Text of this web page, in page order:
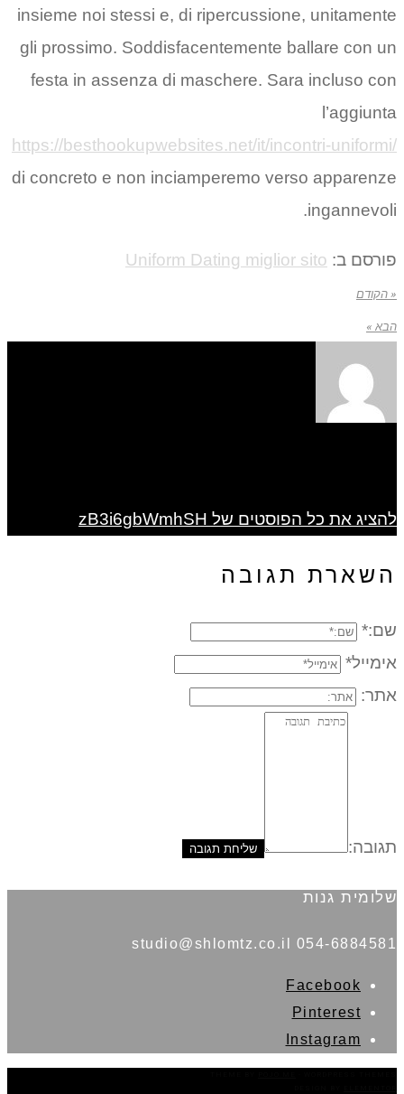
insieme noi stessi e, di ripercussione, unitamente
gli prossimo. Soddisfacentemente ballare con un
festa in assenza di maschere. Sara incluso con
l’aggiunta
https://besthookupwebsites.net/it/incontri-uniformi/
di concreto e non inciamperemo verso apparenze
ingannevoli.
פורסם ב: Uniform Dating miglior sito
« הקודם
הבא »
להציג את כל הפוסטים של zB3i6gbWmhSH
השארת תגובה
שם:*
אימייל*
אתר:
תגובה:
שלומית גנות
054-6884581 studio@shlomtz.co.il
Facebook
Pinterest
Instagram